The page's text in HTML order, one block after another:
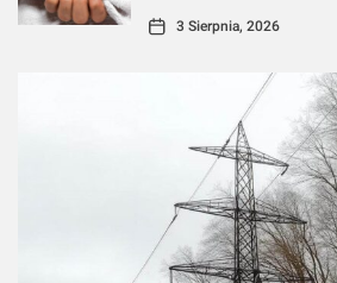
3 Sierpnia, 2026